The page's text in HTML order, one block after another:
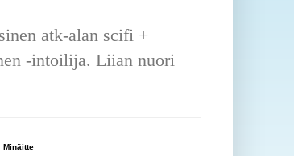
atk-alan scifi +
-intoilija. Liian nuori
Minäitte